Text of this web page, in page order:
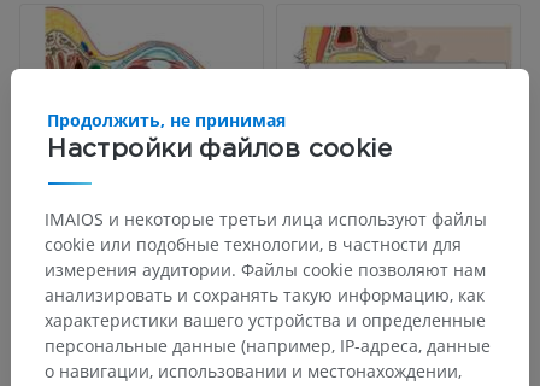
Настройки файлов cookie
Продолжить, не принимая
IMAIOS и некоторые третьи лица используют файлы
cookie или подобные технологии, в частности для
измерения аудитории. Файлы cookie позволяют нам
анализировать и сохранять такую информацию, как
характеристики вашего устройства и определенные
персональные данные (например, IP-адреса, данные
о навигации, использовании и местонахождении,